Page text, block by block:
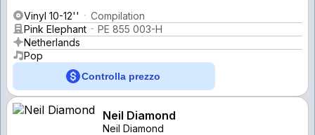
Vinyl 10-12''
Compilation
Pink Elephant
PE 855 003-H
Netherlands
Pop
Controlla prezzo
Neil Diamond
Neil Diamond